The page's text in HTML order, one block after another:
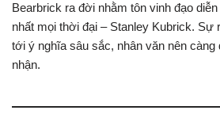
Bearbrick ra đời nhằm tôn vinh đạo
nhất mọi thời đại – Stanley Kubrick. Sự
tới ý nghĩa sâu sắc, nhân văn nên
nhận.